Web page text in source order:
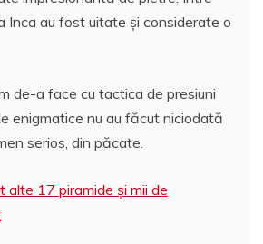
Inca au fost uitate şi considerate o
de-a face cu tactica de presiuni
enigmatice nu au făcut niciodată
serios, din păcate.